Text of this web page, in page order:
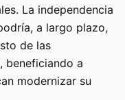
La independencia
a largo plazo,
de las
beneficiando a
modernizar su